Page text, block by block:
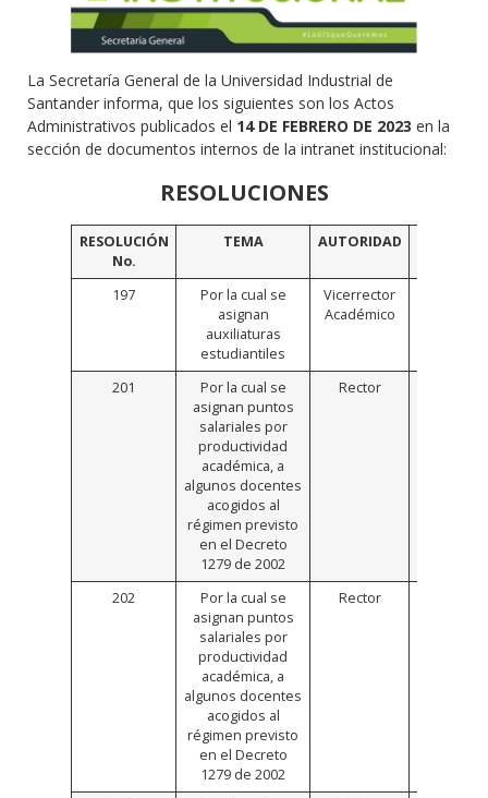
La Secretaría General de la Universidad Industrial de
Santander informa, que los siguientes son los Actos
Administrativos publicados el 14 DE FEBRERO DE 2023 en la
sección de documentos internos de la intranet institucional:
RESOLUCIONES
RESOLUCIÓN
No.
TEMA AUTORIDAD
197
Por la cual se
asignan
auxiliaturas
estudiantiles
Vicerrector
Académico
201
Por la cual se
asignan puntos
salariales por
productividad
académica, a
algunos docentes
acogidos al
régimen previsto
en el Decreto
1279 de 2002
Rector
202
Por la cual se
asignan puntos
salariales por
productividad
académica, a
algunos docentes
acogidos al
régimen previsto
en el Decreto
1279 de 2002
Rector